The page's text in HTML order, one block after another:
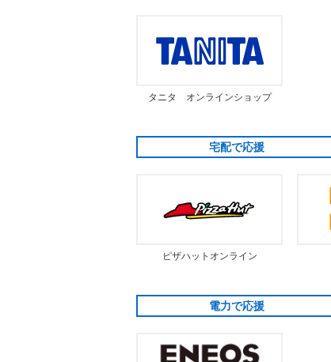
タニタ オンラインショップ
宅配で応援
ピザハットオンライン
電力で応援